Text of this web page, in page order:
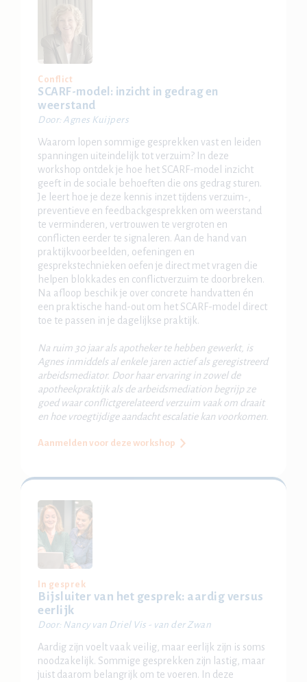
Conflict
SCARF-model: inzicht in gedrag en
weerstand
Door: Agnes Kuijpers
Waarom lopen sommige gesprekken vast en leiden
spanningen uiteindelijk tot verzuim? In deze
workshop ontdek je hoe het SCARF-model inzicht
geeft in de sociale behoeften die ons gedrag sturen.
Je leert hoe je deze kennis inzet tijdens verzuim-,
preventieve en feedbackgesprekken om weerstand
te verminderen, vertrouwen te vergroten en
conflicten eerder te signaleren. Aan de hand van
praktijkvoorbeelden, oefeningen en
gesprekstechnieken oefen je direct met vragen die
helpen blokkades en conflictverzuim te doorbreken.
Na afloop beschik je over concrete handvatten én
een praktische hand-out om het SCARF-model direct
toe te passen in je dagelijkse praktijk.
Na ruim 30 jaar als apotheker te hebben gewerkt, is
Agnes inmiddels al enkele jaren actief als geregistreerd
arbeidsmediator. Door haar ervaring in zowel de
apotheekpraktijk als de arbeidsmediation begrijp ze
goed waar conflictgerelateerd verzuim vaak om draait
en hoe vroegtijdige aandacht escalatie kan voorkomen.
Aanmelden voor deze workshop
In gesprek
Bijsluiter van het gesprek: aardig versus
eerlijk
Door: Nancy van Driel Vis - van der Zwan
Aardig zijn voelt vaak veilig, maar eerlijk zijn is soms
noodzakelijk. Sommige gesprekken zijn lastig, maar
juist daarom belangrijk om te voeren. In deze